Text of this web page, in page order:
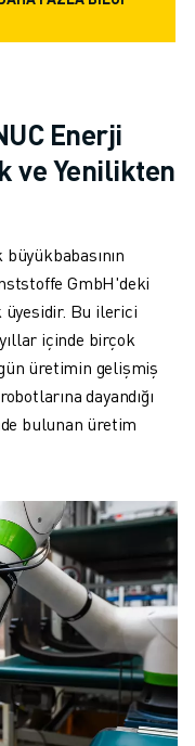
Enerji
ve Yenilikten
GmbH'deki
Bu ilerici
içinde birçok
üretimin gelişmiş
dayandığı
bulunan üretim